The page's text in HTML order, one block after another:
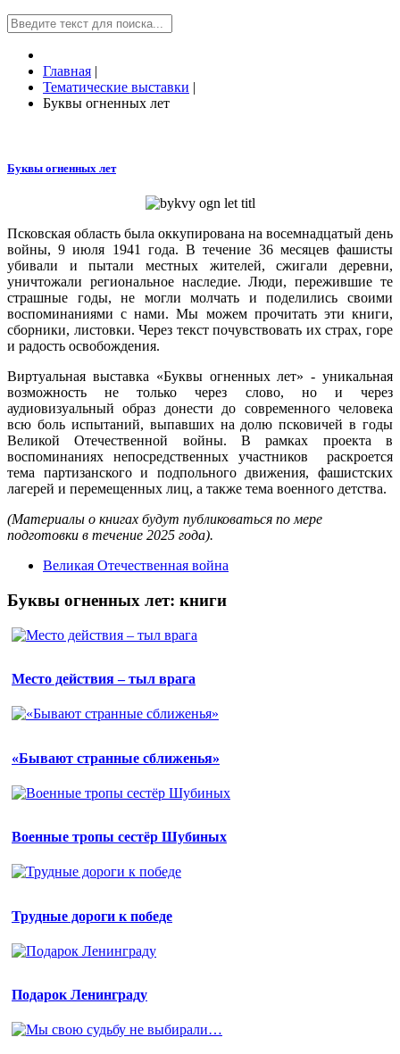
Главная |
Тематические выставки |
Буквы огненных лет
Буквы огненных лет
Псковская область была оккупирована на восемнадцатый день
войны, 9 июля 1941 года. В течение 36 месяцев фашисты
убивали и пытали местных жителей, сжигали деревни,
уничтожали региональное наследие. Люди, пережившие те
страшные годы, не могли молчать и поделились своими
воспоминаниями с нами. Мы можем прочитать эти книги,
сборники, листовки. Через текст почувствовать их страх, горе
и радость освобождения.
Виртуальная выставка «Буквы огненных лет» - уникальная
возможность не только через слово, но и через
аудиовизуальный образ донести до современного человека
всю боль испытаний, выпавших на долю псковичей в годы
Великой Отечественной войны. В рамках проекта в
воспоминаниях непосредственных участников раскроется
тема партизанского и подпольного движения, фашистских
лагерей и перемещенных лиц, а также тема военного детства.
(Материалы о книгах будут публиковаться по мере
подготовки в течение 2025 года).
Великая Отечественная война
Буквы огненных лет: книги
Место действия – тыл врага
«Бывают странные сближенья»
Военные тропы сестёр Шубиных
Трудные дороги к победе
Подарок Ленинграду